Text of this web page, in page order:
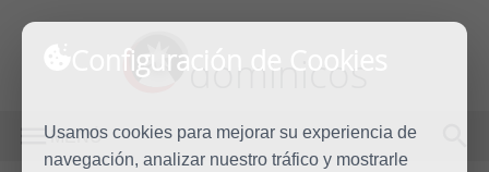
Configuración de Cookies
Usamos cookies para mejorar su experiencia de
navegación, analizar nuestro tráfico y mostrarle
dominicos
MENÚ